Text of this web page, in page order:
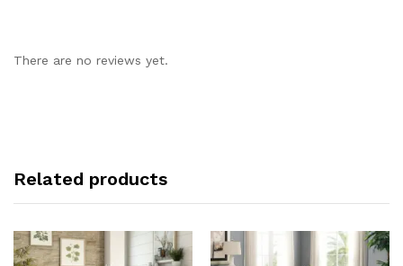
There are no reviews yet.
Related products